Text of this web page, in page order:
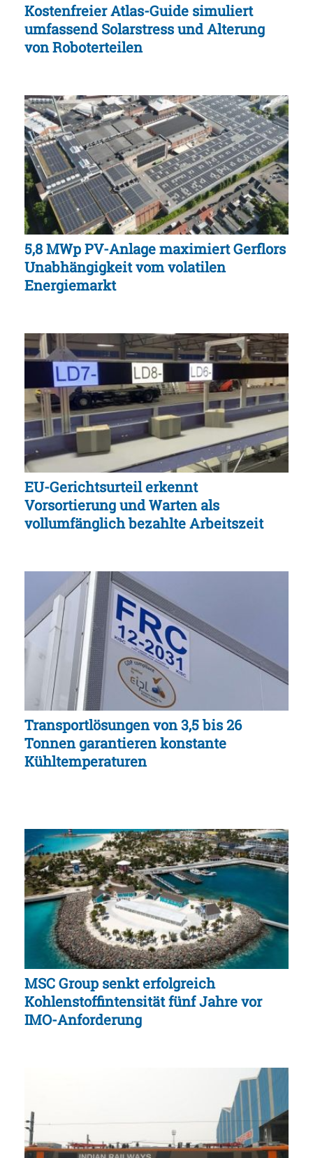
Kostenfreier Atlas-Guide simuliert
umfassend Solarstress und Alterung
von Roboterteilen
5,8 MWp PV-Anlage maximiert Gerflors
Unabhängigkeit vom volatilen
Energiemarkt
EU-Gerichtsurteil erkennt
Vorsortierung und Warten als
vollumfänglich bezahlte Arbeitszeit
Transportlösungen von 3,5 bis 26
Tonnen garantieren konstante
Kühltemperaturen
MSC Group senkt erfolgreich
Kohlenstoffintensität fünf Jahre vor
IMO-Anforderung